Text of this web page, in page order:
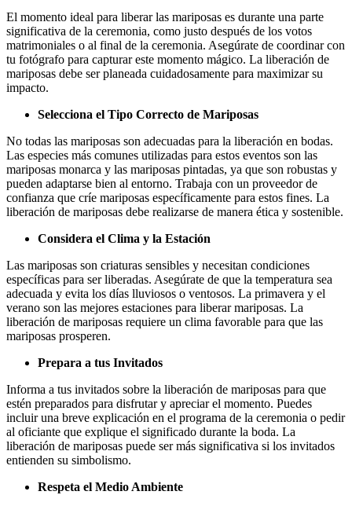
El momento ideal para liberar las mariposas es durante una parte
significativa de la ceremonia, como justo después de los votos
matrimoniales o al final de la ceremonia. Asegúrate de coordinar con
tu fotógrafo para capturar este momento mágico. La liberación de
mariposas debe ser planeada cuidadosamente para maximizar su
impacto.
Selecciona el Tipo Correcto de Mariposas
No todas las mariposas son adecuadas para la liberación en bodas.
Las especies más comunes utilizadas para estos eventos son las
mariposas monarca y las mariposas pintadas, ya que son robustas y
pueden adaptarse bien al entorno. Trabaja con un proveedor de
confianza que críe mariposas específicamente para estos fines. La
liberación de mariposas debe realizarse de manera ética y sostenible.
Considera el Clima y la Estación
Las mariposas son criaturas sensibles y necesitan condiciones
específicas para ser liberadas. Asegúrate de que la temperatura sea
adecuada y evita los días lluviosos o ventosos. La primavera y el
verano son las mejores estaciones para liberar mariposas. La
liberación de mariposas requiere un clima favorable para que las
mariposas prosperen.
Prepara a tus Invitados
Informa a tus invitados sobre la liberación de mariposas para que
estén preparados para disfrutar y apreciar el momento. Puedes
incluir una breve explicación en el programa de la ceremonia o pedir
al oficiante que explique el significado durante la boda. La
liberación de mariposas puede ser más significativa si los invitados
entienden su simbolismo.
Respeta el Medio Ambiente